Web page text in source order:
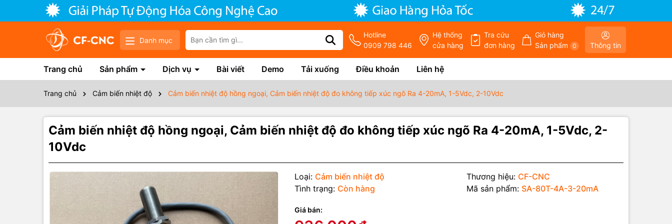
Danh mục
Hotline
0909 798 446
Hệ thống
cửa hàng
Tra cứu
đơn hàng
Giỏ hàng
Sản phẩm 0 Thông tin
Trang chủ Sản phẩm Dịch vụ Bài viết Demo Tải xuống Điều khoản Liên hệ
Trang chủ Cảm biến nhiệt độ Cảm biến nhiệt độ hồng ngoại, Cảm biến nhiệt độ đo không tiếp xúc ngõ Ra 4-20mA, 1-5Vdc, 2-10Vdc
Cảm biến nhiệt độ hồng ngoại, Cảm biến nhiệt độ đo không tiếp xúc ngõ Ra 4-20mA, 1-5Vdc, 2-
10Vdc
Loại: Cảm biến nhiệt độ Thương hiệu: CF-CNC
Tình trạng: Còn hàng Mã sản phẩm: SA-80T-4A-3-20mA
Giá bán:
Thông số kỹ thuật